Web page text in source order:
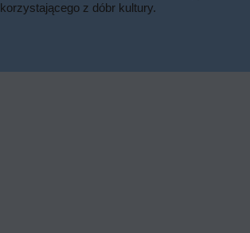
korzystającego z dóbr kultury.